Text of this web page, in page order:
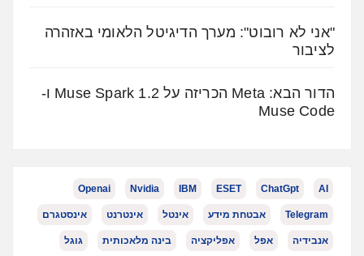
"אני לא רובוט": מערך הדיגיטל הלאומי באזהרה
לציבור
הדור הבא: Meta הכריזה על Muse Spark 1.2 ו-
Muse Code
AI
ChatGpt
ESET
IBM
Nvidia
Openai
Telegram אבטחת מידע אינטל אינטרנט אינסטגרם
אנבידיה אפל אפליקציה בינה מלאכותית גוגל